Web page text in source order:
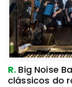
R. Big Noise
clássicos do